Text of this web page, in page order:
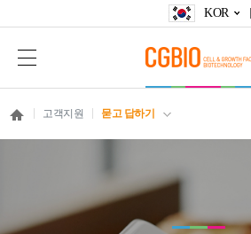
KOR
고객지원 묻고 답하기